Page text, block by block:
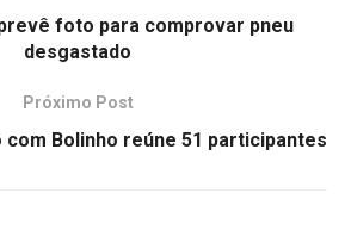
foto para comprovar pneu
desgastado
Próximo Post
com Bolinho reúne 51 participantes